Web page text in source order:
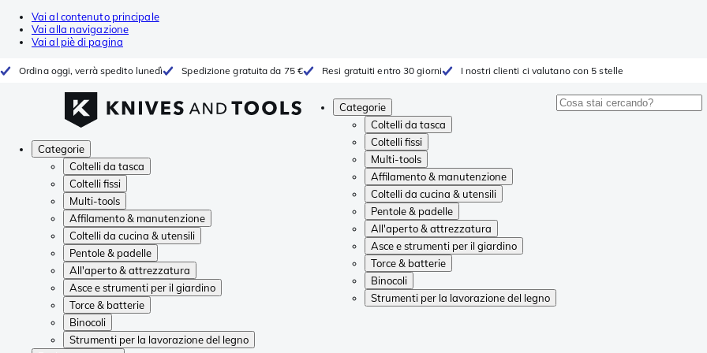
Vai al contenuto principale
Vai alla navigazione
Vai al piè di pagina
Ordina oggi, verrà spedito lunedì Spedizione gratuita da 75 € Resi gratuiti entro 30 giorni I nostri clienti ci valutano con 5 stelle
Categorie
Coltelli da tasca
Coltelli fissi
Multi-tools
Affilamento & manutenzione
Coltelli da cucina & utensili
Pentole & padelle
All'aperto & attrezzatura
Asce e strumenti per il giardino
Torce & batterie
Binocoli
Strumenti per la lavorazione del legno
Categorie
Coltelli da tasca
Coltelli fissi
Multi-tools
Affilamento & manutenzione
Coltelli da cucina & utensili
Pentole & padelle
All'aperto & attrezzatura
Asce e strumenti per il giardino
Torce & batterie
Binocoli
Strumenti per la lavorazione del legno